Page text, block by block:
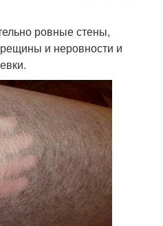
ровные стены,
и неровности и